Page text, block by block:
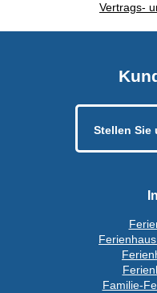
Vertrags-
Stellen Sie
Familie-